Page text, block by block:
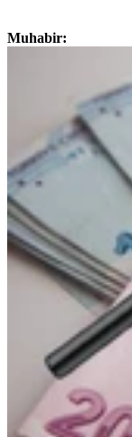
Muhabir: